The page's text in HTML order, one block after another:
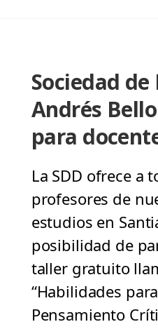
Sociedad
Andrés
para
La SDD ofrece a
profesores de
estudios en
posibilidad de
taller gratuito
“Habilidades
Pensamiento